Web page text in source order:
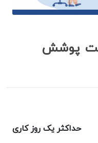
پوشش
حداکثر یک روز کاری